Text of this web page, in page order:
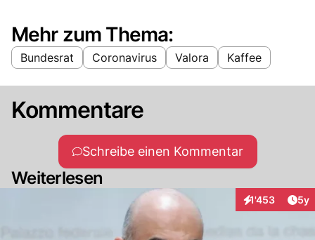
Mehr zum Thema:
Bundesrat Coronavirus Valora Kaffee
Kommentare
Schreibe einen Kommentar
Weiterlesen
1'453
Interaktionen5y